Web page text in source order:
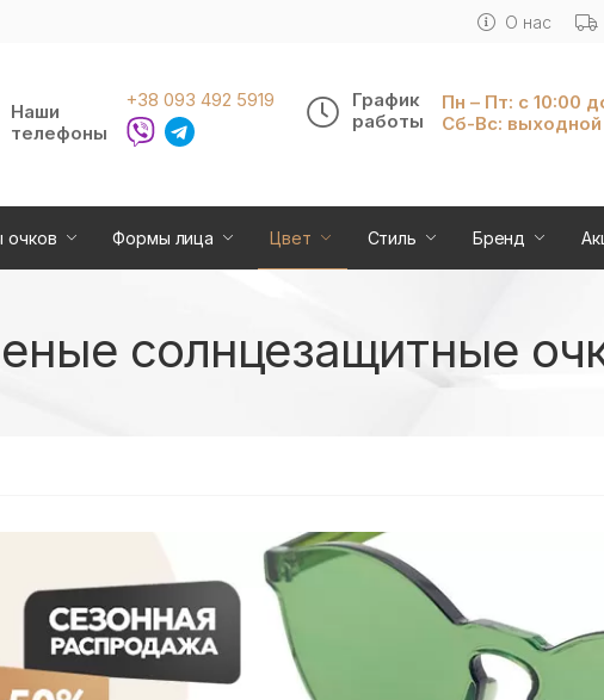
О нас
Наши
телефоны
+38 093 492 5919
График
работы
Пн – Пт: с 10:00
Сб-Вс: выходной
Формы лица Цвет Стиль Бренд
солнцезащитные